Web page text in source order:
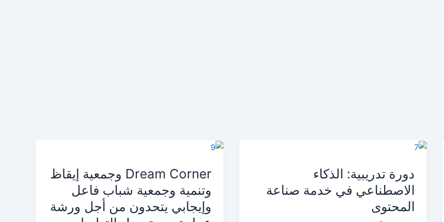
دورة تدريبية: الذكاء
الاصطناعي في خدمة صناعة
المحتوى
دورة
الذكاء
الاصطناعي
في
خدمة
Dream Corner وجمعية إيقاظ
وتنمية وجمعية شباب فاعل
وإيجابي يتحدون من أجل ورشة
Dream
وجمعية
وتنمية
وجمعية